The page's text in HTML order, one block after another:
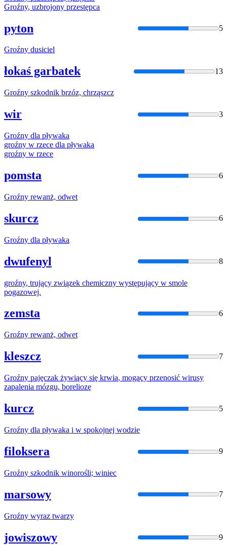
Groźny, uzbrojony przestępca
pyton 5
Groźny dusiciel
łokaś garbatek 13
Groźny szkodnik brzóz, chrząszcz
wir 3
Groźny dla pływaka
groźny w rzece dla pływaka
groźny w rzece
pomsta 6
Groźny rewanż, odwet
skurcz 6
Groźny dla pływaka
dwufenyl 8
groźny, trujący związek chemiczny występujący w smole
pogazowej.
zemsta 6
Groźny rewanż, odwet
kleszcz 7
Groźny pajęczak żywiący się krwią, mogący przenosić wirusy
zapalenia mózgu, boreliozę
kurcz 5
Groźny dla pływaka i w spokojnej wodzie
filoksera 9
Groźny szkodnik winorośli; winiec
marsowy 7
Groźny wyraz twarzy
jowiszowy 9